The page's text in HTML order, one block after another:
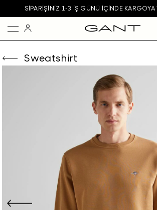
SIPARIŞINIZ 1-3 IŞ GÜNÜ IÇINDE KARGOYA
Sweatshirt